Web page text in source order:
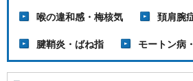
喉の違和感・梅核気 頚肩腕
腱鞘炎・ばね指 モートン病